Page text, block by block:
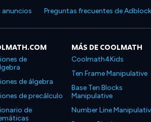
anuncios Preguntas frecuentes de Adblock
de
de álgebra
de precálculo
de
MÁS DE COOLMATH
Coolmath4Kids
Ten Frame Manipulative
Base Ten Blocks
Manipulative
Number Line